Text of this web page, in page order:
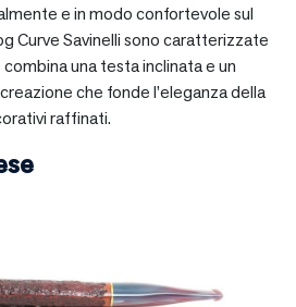
e in modo confortevole sul
Curve Savinelli sono caratterizzate
una testa inclinata e un
che fonde l’eleganza della
raffinati.